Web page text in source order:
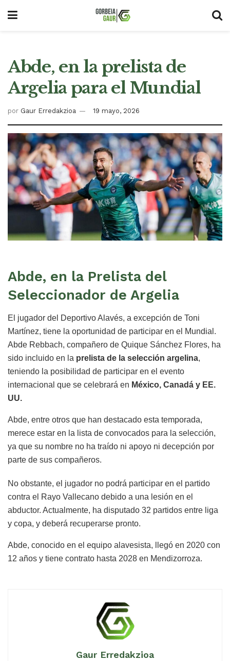
Abde, en la prelista de
Argelia para el Mundial
por Gaur Erredakzioa 19 mayo, 2026
Abde, en la Prelista del
Seleccionador de Argelia
El jugador del Deportivo Alavés, a excepción de Toni
Martínez, tiene la oportunidad de participar en el Mundial.
Abde Rebbach, compañero de Quique Sánchez Flores, ha
sido incluido en la prelista de la selección argelina,
teniendo la posibilidad de participar en el evento
internacional que se celebrará en México, Canadá y EE.
UU.
Abde, entre otros que han destacado esta temporada,
merece estar en la lista de convocados para la selección,
ya que su nombre no ha traído ni apoyo ni decepción por
parte de sus compañeros.
No obstante, el jugador no podrá participar en el partido
contra el Rayo Vallecano debido a una lesión en el
abductor. Actualmente, ha disputado 32 partidos entre liga
y copa, y deberá recuperarse pronto.
Abde, conocido en el equipo alavesista, llegó en 2020 con
12 años y tiene contrato hasta 2028 en Mendizorroza.
Gaur Erredakzioa